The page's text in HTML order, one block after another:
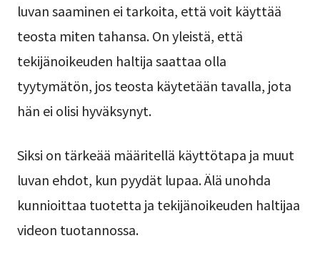
luvan saaminen ei tarkoita, että voit käyttää
teosta miten tahansa. On yleistä, että
tekijänoikeuden haltija saattaa olla
tyytymätön, jos teosta käytetään tavalla, jota
hän ei olisi hyväksynyt.
Siksi on tärkeää määritellä käyttötapa ja muut
luvan ehdot, kun pyydät lupaa. Älä unohda
kunnioittaa tuotetta ja tekijänoikeuden haltijaa
videon tuotannossa.